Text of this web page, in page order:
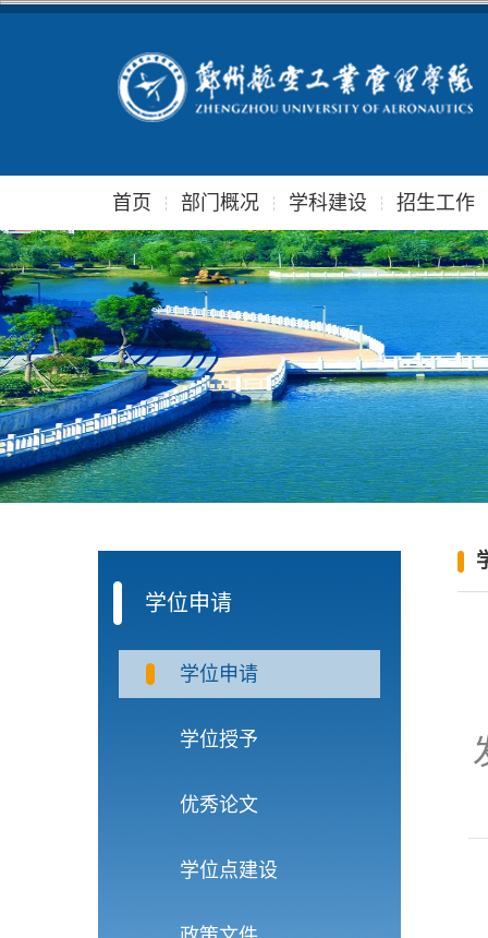
首页 部门概况 学科建设 招生工作
学位申请
学位申请
学位授予
优秀论文
学位点建设